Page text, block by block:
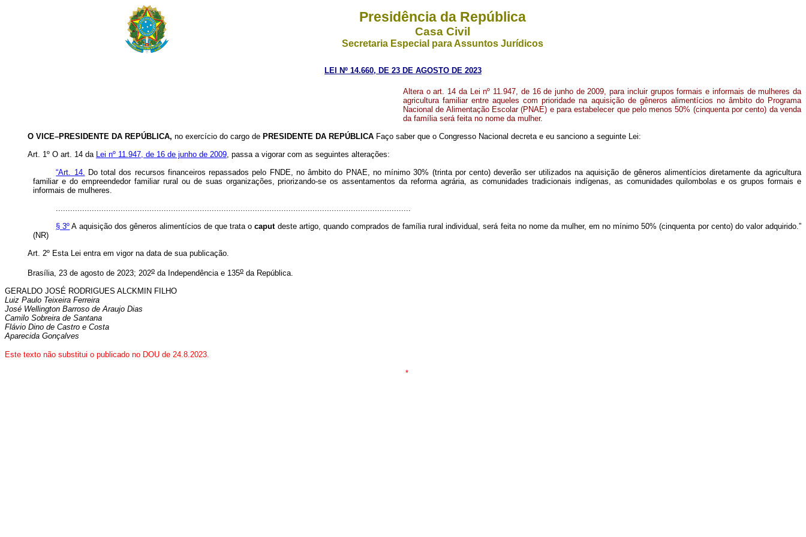
Presidência da República
Casa Civil
Secretaria Especial para Assuntos Jurídicos
LEI Nº 14.660, DE 23 DE AGOSTO DE 2023
Altera o art. 14 da Lei nº 11.947, de 16 de junho de 2009, para incluir grupos formais e informais de mulheres da
agricultura familiar entre aqueles com prioridade na aquisição de gêneros alimentícios no âmbito do Programa
Nacional de Alimentação Escolar (PNAE) e para estabelecer que pelo menos 50% (cinquenta por cento) da venda
da família será feita no nome da mulher.
O VICE–PRESIDENTE DA REPÚBLICA, no exercício do cargo de PRESIDENTE DA REPÚBLICA Faço saber que o Congresso Nacional decreta e eu sanciono a seguinte Lei:
Art. 1º O art. 14 da Lei nº 11.947, de 16 de junho de 2009, passa a vigorar com as seguintes alterações:
“Art. 14. Do total dos recursos financeiros repassados pelo FNDE, no âmbito do PNAE, no mínimo 30% (trinta por cento) deverão ser utilizados na aquisição de gêneros alimentícios diretamente da agricultura
familiar e do empreendedor familiar rural ou de suas organizações, priorizando-se os assentamentos da reforma agrária, as comunidades tradicionais indígenas, as comunidades quilombolas e os grupos formais e
informais de mulheres.
....................................................................................................................................................
§ 3º A aquisição dos gêneros alimentícios de que trata ocaput deste artigo, quando comprados de família rural individual, será feita no nome da mulher, em no mínimo 50% (cinquenta por cento) do valor adquirido.”
(NR)
Art. 2º Esta Lei entra em vigor na data de sua publicação.
Brasília, 23 de agosto de 2023; 202o da Independência e 135o da República.
GERALDO JOSÉ RODRIGUES ALCKMIN FILHO
Luiz Paulo Teixeira Ferreira
José Wellington Barroso de Araujo Dias
Camilo Sobreira de Santana
Flávio Dino de Castro e Costa
Aparecida Gonçalves
Este texto não substitui o publicado no DOU de 24.8.2023.
*